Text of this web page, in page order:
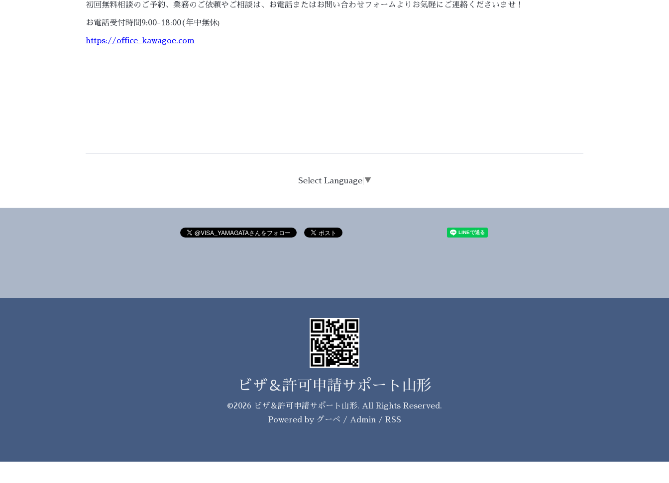
初回無料相談のご予約、業務のご依頼やご相談は、お電話またはお問い合わせフォームよりお気軽にご連絡くださいませ！
お電話受付時間9:00-18:00(年中無休)
https://office-kawagoe.com
Select Language ▼
ビザ＆許可申請サポート山形
©2026 ビザ＆許可申請サポート山形. All Rights Reserved.
Powered by グーペ / Admin / RSS